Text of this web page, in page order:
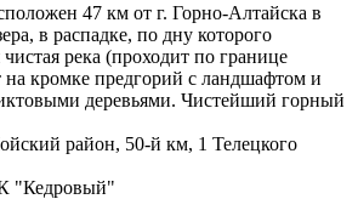
47 км от г. Горно-Алтайска в
в распадке, по дну которого
река (проходит по границе
на кромке предгорий с ландшафтом и
деревьями. Чистейший горный
район, 50-й км, 1 Телецкого
"Кедровый"